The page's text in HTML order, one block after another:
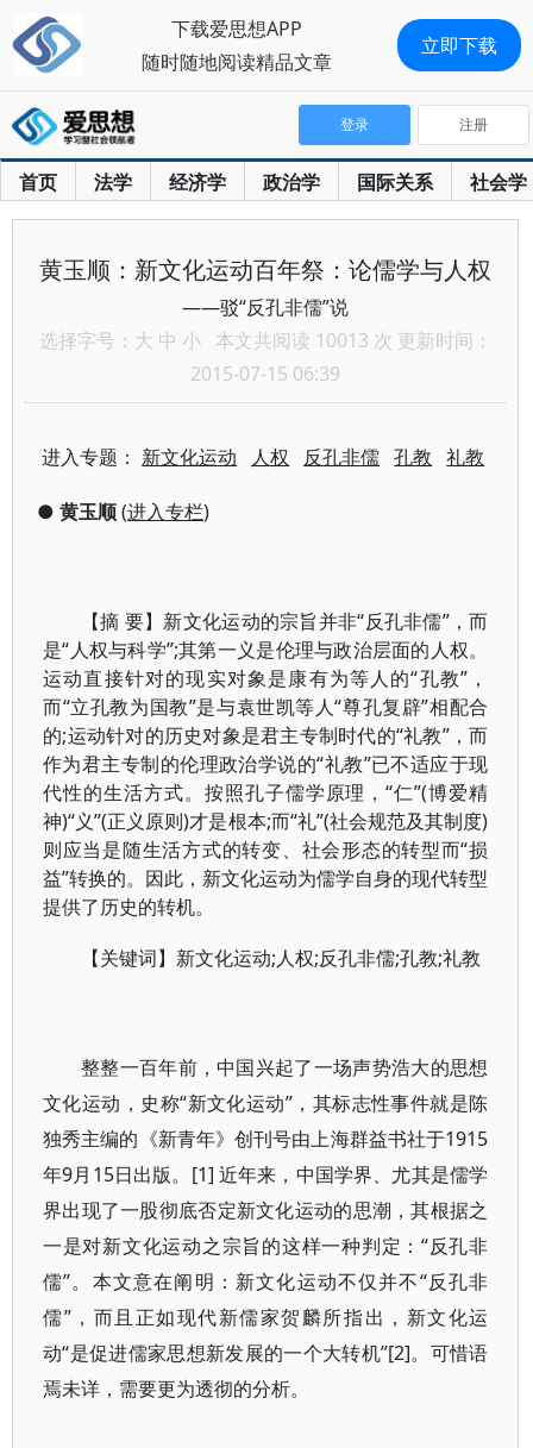
首页 法学 经济学 政治学 国际关系 社会学
登录 注册
黄玉顺：新文化运动百年祭：论儒学与人权
——驳“反孔非儒”说
选择字号： 大 中 小 本文共阅读 10013 次 更新时间：
2015-07-15 06:39
进入专题： 新文化运动 人权 反孔非儒 孔教 礼教
● 黄玉顺(进入专栏)
【摘 要】新文化运动的宗旨并非“反孔非儒”，而
是“人权与科学”;其第一义是伦理与政治层面的人权。
运动直接针对的现实对象是康有为等人的“孔教”，
而“立孔教为国教”是与袁世凯等人“尊孔复辟”相配合
的;运动针对的历史对象是君主专制时代的“礼教”，而
作为君主专制的伦理政治学说的“礼教”已不适应于现
代性的生活方式。按照孔子儒学原理，“仁”(博爱精
神)“义”(正义原则)才是根本;而“礼”(社会规范及其制度)
则应当是随生活方式的转变、社会形态的转型而“损
益”转换的。因此，新文化运动为儒学自身的现代转型
提供了历史的转机。
【关键词】新文化运动;人权;反孔非儒;孔教;礼教
整整一百年前，中国兴起了一场声势浩大的思想
文化运动，史称“新文化运动”，其标志性事件就是陈
独秀主编的《新青年》创刊号由上海群益书社于1915
年9月15日出版。[1] 近年来，中国学界、尤其是儒学
界出现了一股彻底否定新文化运动的思潮，其根据之
一是对新文化运动之宗旨的这样一种判定：“反孔非
儒”。本文意在阐明：新文化运动不仅并不“反孔非
儒”，而且正如现代新儒家贺麟所指出，新文化运
动“是促进儒家思想新发展的一个大转机”[2]。可惜语
焉未详，需要更为透彻的分析。
下载爱思想APP
随时随地阅读精品文章
立即下载